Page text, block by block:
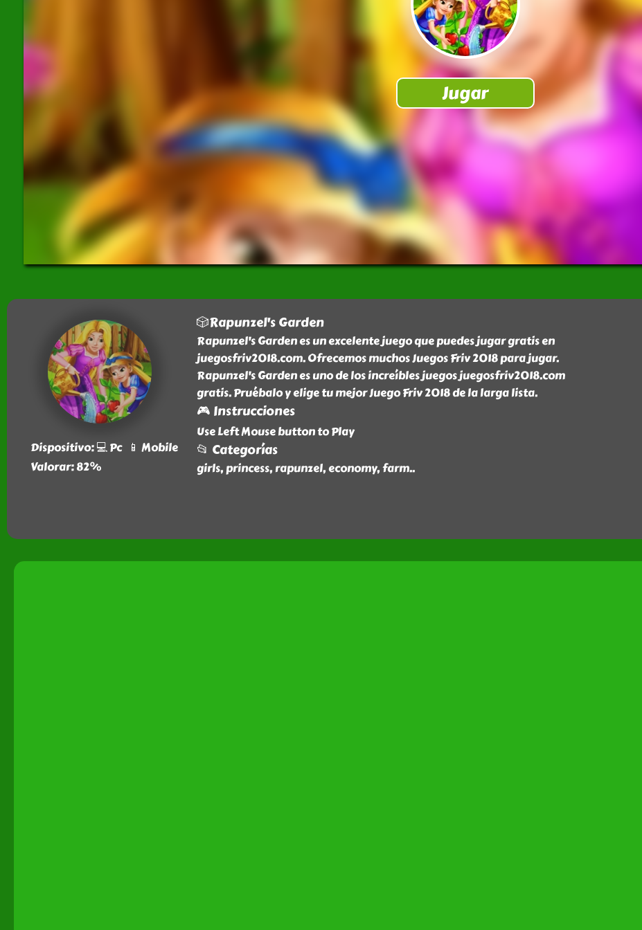
Dispositivo: 💻 Pc 📱 Mobile
Valorar: 82%
🎲Rapunzel's Garden
Rapunzel's Garden es un excelente juego que puedes jugar gratis en
juegosfriv2018.com. Ofrecemos muchos Juegos Friv 2018 para jugar.
Rapunzel's Garden es uno de los increíbles juegos juegosfriv2018.com
gratis. Pruébalo y elige tu mejor Juego Friv 2018 de la larga lista.
🎮 Instrucciones
Use Left Mouse button to Play
📂 Categorías
girls, princess, rapunzel, economy, farm..